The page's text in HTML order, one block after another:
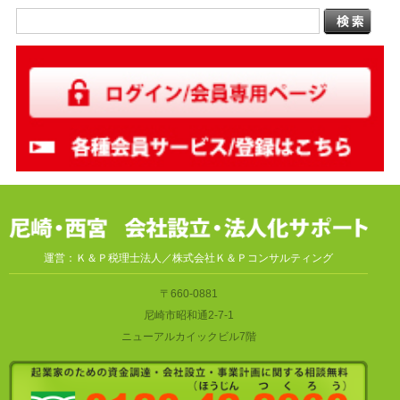
運営：Ｋ＆Ｐ税理士法人／株式会社Ｋ＆Ｐコンサルティング
〒660-0881
尼崎市昭和通2-7-1
ニューアルカイックビル7階